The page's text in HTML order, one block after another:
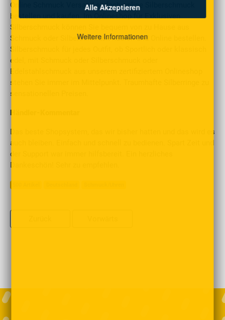
Alle Akzeptieren
Weitere Informationen
Online Schmuck Versand einfach online Silberschmuck
bestellen und kaufen. Im Onlineshop für Exklusiven
Silberschmuck können Sie bequem von zu Hause aus
Schmuck oder Silberschmuck kaufen und Online bestellen.
Silberschmuck für jedes Outfit, ob Sportlich oder klassisch
edel, mit Schmuck oder Silberschmuck oder
Edelstahlschmuck aus unserem zertifiziertem Onlineshop
stehen Sie immer im Mittelpunkt. Traumhafte Silberringe zu
sensationellen Preisen.
Händler-Kommentar
Das beste Shopsystem, das wir bisher hatten und das wird es
auch bleiben. Einfach und schnell zu bedienen. Spart Zeit und
der Support war immer hilfsbereit. Ein herzliches
Dankeschön! Sehr zu empfehlen.